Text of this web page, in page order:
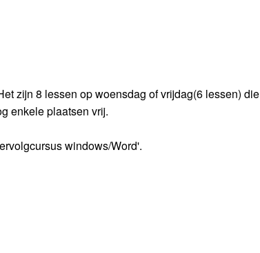
zijn 8 lessen op woensdag of vrijdag(6 lessen) die
enkele plaatsen vrij.
windows/Word'.